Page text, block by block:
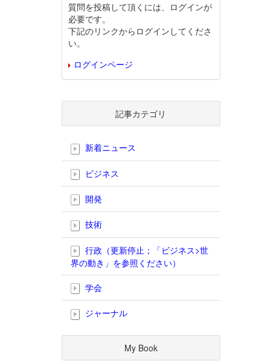
質問を投稿して頂くには、ログインが
必要です。
下記のリンクからログインしてくださ
い。
ログインページ
記事カテゴリ
新着ニュース
ビジネス
開発
技術
行政（更新停止；「ビジネス>世
界の動き」を参照ください）
学会
ジャーナル
My Book